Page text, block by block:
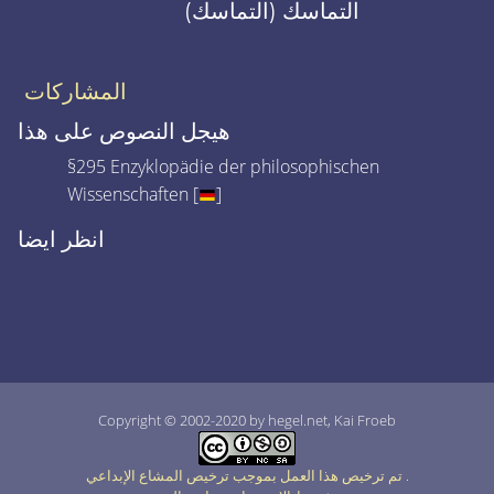
التماسك (التماسك)
المشاركات
هيجل النصوص على هذا
§295 Enzyklopädie der philosophischen
Wissenschaften [
]
انظر ايضا
Copyright © 2002-2020 by hegel.net, Kai Froeb
.